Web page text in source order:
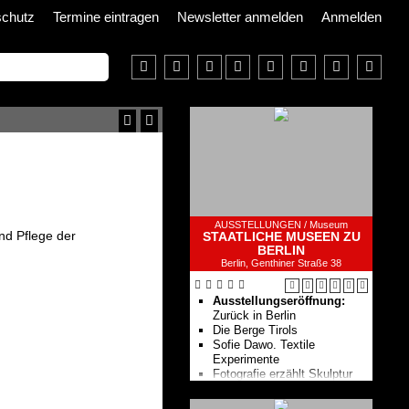
Termine eintragen Newsletter anmelden
Anmelden
Pflege der
AUSSTELLUNGEN / Museum
STAATLICHE MUSEEN ZU
BERLIN
Berlin, Genthiner Straße 38
Ausstellungseröffnung:
Zurück in Berlin
Die Berge Tirols
Sofie Dawo. Textile
Experimente
Fotografie erzählt Skulptur
Tischkultur der Zukunft